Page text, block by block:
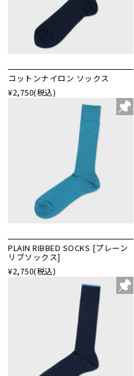
コットンナイロン ソックス
¥2,750(税込)
PLAIN RIBBED SOCKS [プレーン
リブソックス]
¥2,750(税込)